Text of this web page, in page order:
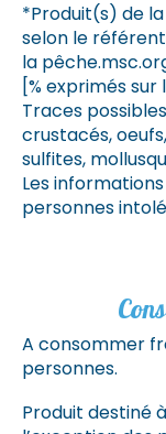
*Produit(s) de
selon le
la
[% exprimés
Traces
crustacés,
sulfites,
Les
personnes
A consommer
personnes.
Produit destiné